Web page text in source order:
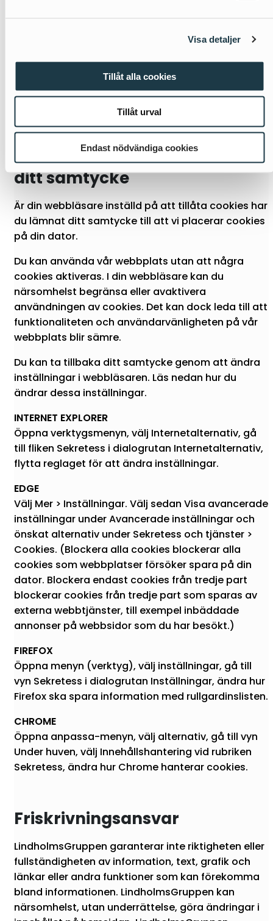
Visa detaljer
Tillåt alla cookies
Tillåt urval
Endast nödvändiga cookies
kontaktuppgifter i botten på sidan.
Klagomål:Du kan lämna ett klagomål till
datainspektionen om du anser att vi behandlar
dina personuppgifter i strid med
dataskyddsförordningen.
Om att lämna eller ta tillbaka
ditt samtycke
Är din webbläsare inställd på att tillåta cookies har
du lämnat ditt samtycke till att vi placerar cookies
på din dator.
Du kan använda vår webbplats utan att några
cookies aktiveras. I din webbläsare kan du
närsomhelst begränsa eller avaktivera
användningen av cookies. Det kan dock leda till att
funktionaliteten och användarvänligheten på vår
webbplats blir sämre.
Du kan ta tillbaka ditt samtycke genom att ändra
inställningar i webbläsaren. Läs nedan hur du
ändrar dessa inställningar.
INTERNET EXPLORER
Öppna verktygsmenyn, välj Internetalternativ, gå
till fliken Sekretess i dialogrutan Internetalternativ,
flytta reglaget för att ändra inställningar.
EDGE
Välj Mer > Inställningar. Välj sedan Visa avancerade
inställningar under Avancerade inställningar och
önskat alternativ under Sekretess och tjänster >
Cookies. (Blockera alla cookies blockerar alla
cookies som webbplatser försöker spara på din
dator. Blockera endast cookies från tredje part
blockerar cookies från tredje part som sparas av
externa webbtjänster, till exempel inbäddade
annonser på webbsidor som du har besökt.)
FIREFOX
Öppna menyn (verktyg), välj inställningar, gå till
vyn Sekretess i dialogrutan Inställningar, ändra hur
Firefox ska spara information med rullgardinslisten.
CHROME
Öppna anpassa-menyn, välj alternativ, gå till vyn
Under huven, välj Innehållshantering vid rubriken
Sekretess, ändra hur Chrome hanterar cookies.
Friskrivningsansvar
LindholmsGruppen garanterar inte riktigheten eller
fullständigheten av information, text, grafik och
länkar eller andra funktioner som kan förekomma
bland informationen. LindholmsGruppen kan
närsomhelst, utan underrättelse, göra ändringar i